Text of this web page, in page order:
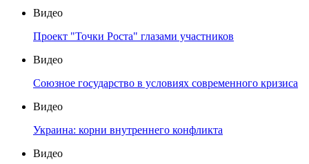
Видео
Проект "Точки Роста" глазами участников
Видео
Союзное государство в условиях современного кризиса
Видео
Украина: корни внутреннего конфликта
Видео